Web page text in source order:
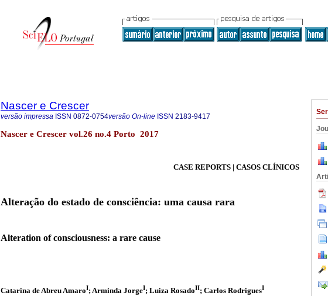
Nascer e Crescer
versão impressa ISSN 0872-0754versão On-line ISSN 2183-9417
Nascer e Crescer vol.26 no.4 Porto 2017
CASE REPORTS | CASOS CLÍNICOS
Alteração do estado de consciência: uma causa rara
Alteration of consciousness: a rare cause
Catarina de Abreu AmaroI; Arminda JorgeI; Luiza RosadoII; Carlos RodriguesI